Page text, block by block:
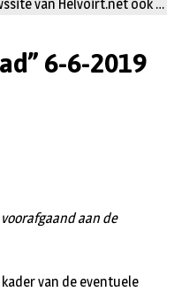
van Helvoirt.net ook …
6-6-2019
aan de
van de eventuele